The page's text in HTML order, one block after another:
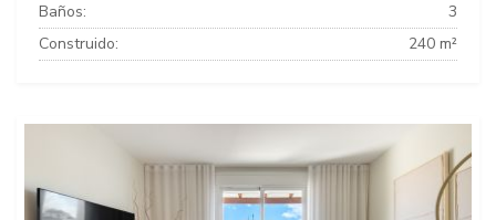
Baños:
3
Construido:
240 m²